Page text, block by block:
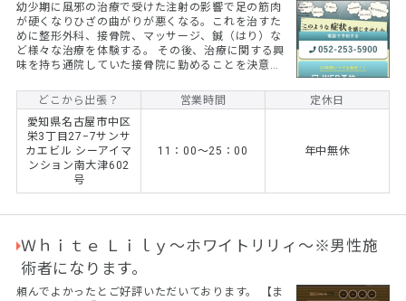
幼少期に風邪の治療で受けた注射の影響で足の筋肉
が硬くなりひざの曲がりが悪くなる。これを治すた
めに整形外科、接骨院、マッサージ、鍼（はり）な
ど様々な治療を体験する。 その後、治療に関する興
味を持ち通院していた接骨院に勤めることを決意。
どこから出張？
営業時間
定休日
愛知県名古屋市中区
栄3丁目27−7サンサ
カエビル シーアイマ
ンション南大津602
号
11：00〜25：00 年中無休
Ｗｈｉｔｅ Ｌｉｌｙ～ホワイトリリィ～※男性施
術者になります。
頼んでよかったとご好評いただいております。 【ま